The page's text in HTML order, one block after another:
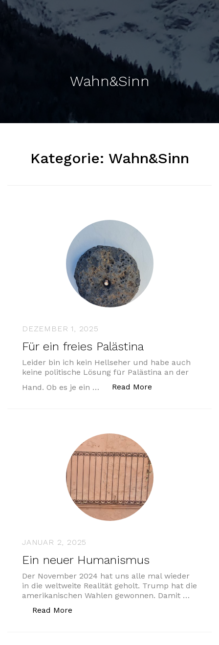
Wahn&Sinn
Kategorie: Wahn&Sinn
DEZEMBER 1, 2025
Für ein freies Palästina
Leider bin ich kein Hellseher und habe auch
keine politische Lösung für Palästina an der
Hand. Ob es je ein …
Read More
JANUAR 2, 2025
Ein neuer Humanismus
Der November 2024 hat uns alle mal wieder
in die weltweite Realität geholt. Trump hat die
amerikanischen Wahlen gewonnen. Damit …
Read More